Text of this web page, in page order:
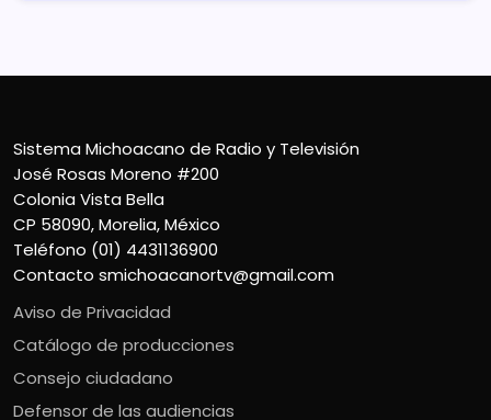
Sistema Michoacano de Radio y Televisión
José Rosas Moreno #200
Colonia Vista Bella
CP 58090, Morelia, México
Teléfono (01) 4431136900
Contacto smichoacanortv@gmail.com
Aviso de Privacidad
Catálogo de producciones
Consejo ciudadano
Defensor de las audiencias